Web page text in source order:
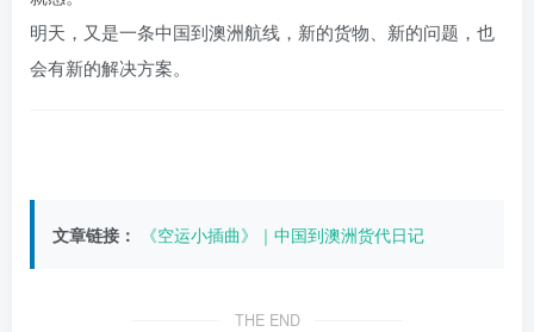
明天，又是一条中国到澳洲航线，新的货物、新的问题，也
会有新的解决方案。
文章链接： 《空运小插曲》｜中国到澳洲货代日记
THE END